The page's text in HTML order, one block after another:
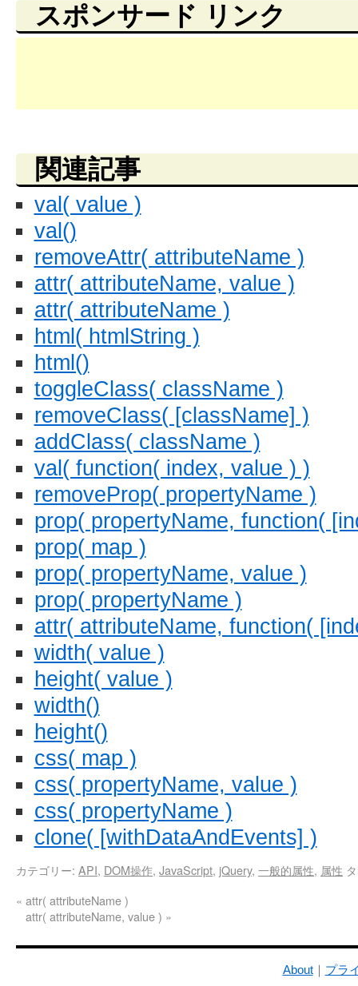
スポンサード リンク
関連記事
val( value )
val()
removeAttr( attributeName )
attr( attributeName, value )
attr( attributeName )
html( htmlString )
html()
toggleClass( className )
removeClass( [className] )
addClass( className )
val( function( index, value ) )
removeProp( propertyName )
prop( propertyName, function(
prop( map )
prop( propertyName, value )
prop( propertyName )
attr( attributeName, function(
width( value )
height( value )
width()
height()
css( map )
css( propertyName, value )
css( propertyName )
clone( [withDataAndEvents] )
カテゴリー: API, DOM操作, JavaScript, jQuery, 一般的属性, 属性
« attr( attributeName )
attr( attributeName, value ) »
About｜ プラ